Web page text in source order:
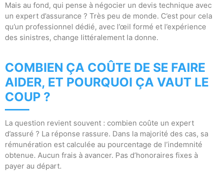
Mais au fond, qui pense à négocier un devis technique avec
un expert d’assurance ? Très peu de monde. C’est pour cela
qu’un professionnel dédié, avec l’œil formé et l’expérience
des sinistres, change littéralement la donne.
COMBIEN ÇA COÛTE DE SE FAIRE
AIDER, ET POURQUOI ÇA VAUT LE
COUP ?
La question revient souvent : combien coûte un expert
d’assuré ? La réponse rassure. Dans la majorité des cas, sa
rémunération est calculée au pourcentage de l’indemnité
obtenue. Aucun frais à avancer. Pas d’honoraires fixes à
payer au départ.